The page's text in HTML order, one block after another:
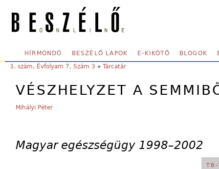
SECONDARY MENU
HÍRMONDÓ BESZÉLŐ LAPOK E-KIKÖTŐ BLOGOK
YOU ARE HERE:
3. szám, Évfolyam 7, Szám 3 » Tárcatár
VÉSZHELYZET A
Mihályi Péter
Magyar egészségügy 1998–2002
TB-